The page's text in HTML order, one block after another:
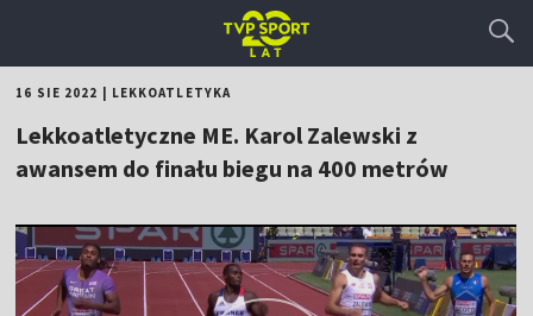
16 SIE 2022 LEKKOATLETYKA
Lekkoatletyczne ME. Karol Zalewski z
awansem do finału biegu na 400 metrów